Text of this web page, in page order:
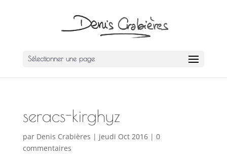
Sélectionner une page
seracs-kirghyz
par Denis Crabières | jeudi Oct 2016| 0
commentaires